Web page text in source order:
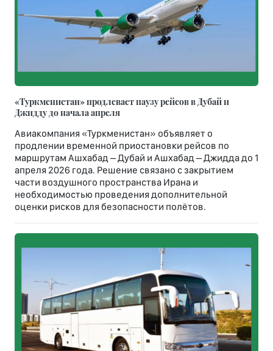
«Туркменистан» продлевает паузу рейсов в Дубай и
Джидду до начала апреля
Авиакомпания «Туркменистан» объявляет о
продлении временной приостановки рейсов по
маршрутам Ашхабад – Дубай и Ашхабад – Джидда до 1
апреля 2026 года. Решение связано с закрытием
части воздушного пространства Ирана и
необходимостью проведения дополнительной
оценки рисков для безопасности полётов.